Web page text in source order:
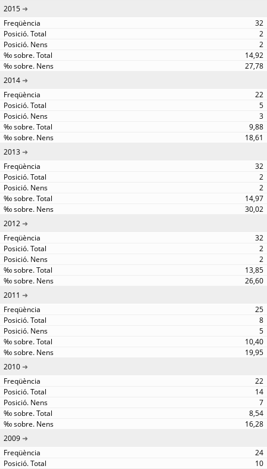
2015
32
2
2
14,92
27,78
2014
22
5
3
9,88
18,61
2013
32
2
2
14,97
30,02
2012
32
2
2
13,85
26,60
2011
25
8
5
10,40
19,95
2010
22
14
7
8,54
16,28
2009
24
10